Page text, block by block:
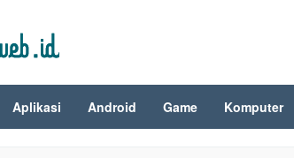
Aplikasi Android Game Komputer